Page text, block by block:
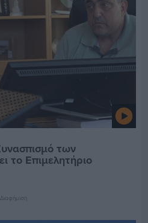
των
το Επιμελητήριο
Διαφήμιση